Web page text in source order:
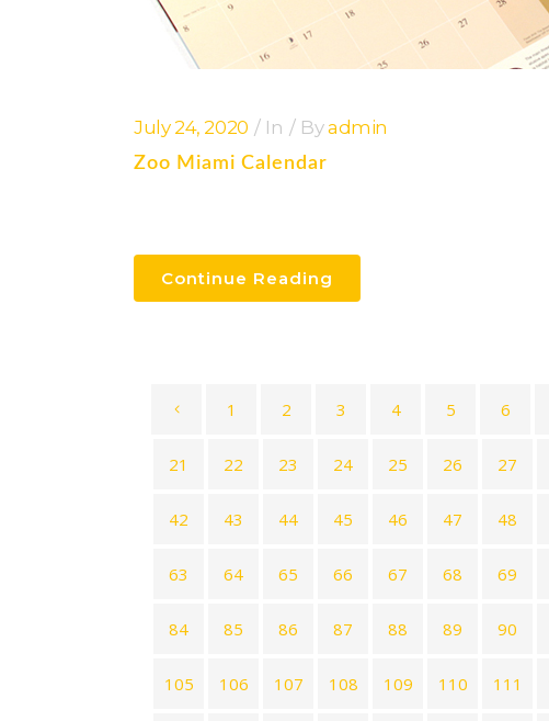
July 24, 2020 In Byadmin
Zoo Miami Calendar
Continue Reading
1 2 3 4 5 6
21 22 23 24 25 26 27
42 43 44 45 46 47 48
63 64 65 66 67 68 69
84 85 86 87 88 89 90
105 106 107 108 109 110 111